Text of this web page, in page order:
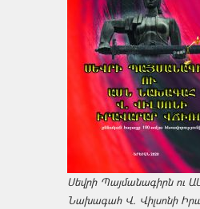
Սեվրի Պայմանագիրն ու
Նախագահ Վ. Վիլսոնի